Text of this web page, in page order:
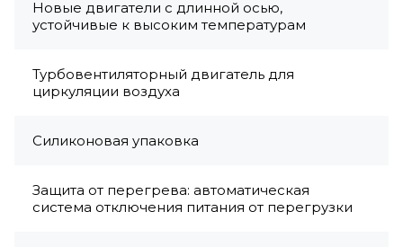
Новые двигатели с длинной осью,
устойчивые к высоким температурам
Турбовентиляторный двигатель для
циркуляции воздуха
Силиконовая упаковка
Защита от перегрева: автоматическая
система отключения питания от перегрузки